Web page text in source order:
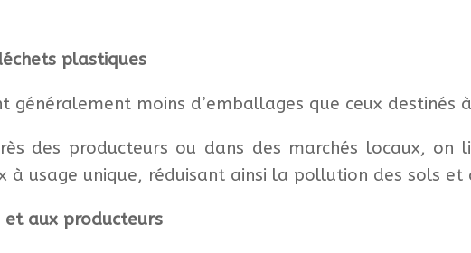
plastiques
généralement moins d’emballages que ceux destinés
des producteurs ou dans des marchés locaux, on
usage unique, réduisant ainsi la pollution des sols et
et aux producteurs